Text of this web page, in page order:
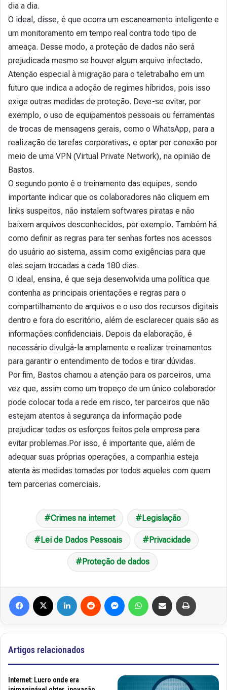
dia a dia.
O ideal, disse, é que ocorra um escaneamento inteligente e
um monitoramento em tempo real contra todo tipo de
ameaça. Desse modo, a proteção de dados não será
prejudicada mesmo se houver algum arquivo infectado.
Atenção especial à migração para o teletrabalho em um
futuro que indica a adoção de regimes híbridos, pois isso
exige outras medidas de proteção. Deve-se evitar, por
exemplo, o uso de equipamentos pessoais ou ferramentas
de trocas de mensagens gerais, como o WhatsApp, para a
realização de tarefas corporativas, e optar por conexão por
meio de uma VPN (Virtual Private Network), na opinião de
Bastos.
O segundo ponto é o treinamento das equipes, sendo
importante indicar que os colaboradores não cliquem em
links suspeitos, não instalem softwares piratas e não
baixem arquivos desconhecidos, por exemplo. Também há
como definir as regras para ter senhas fortes nos acessos
do usuário ao sistema, assim como exigências para que
elas sejam trocadas a cada 180 dias.
O ideal, ensina, é que seja desenvolvida uma política que
contenha as principais orientações e regras para o
compartilhamento de arquivos e o uso dos recursos digitais
dentro e fora do escritório, além de esclarecer quais são as
informações confidenciais. Depois da elaboração, é
necessário divulgá-la amplamente e realizar treinamentos
para garantir o entendimento de todos e tirar dúvidas.
Por fim, Bastos chamou a atenção para os parceiros, uma
vez que, assim como um tropeço de um único colaborador
pode colocar toda a rede em risco, ter parceiros que não
estejam atentos à segurança da informação pode
prejudicar todos os esforços feitos pela empresa para
evitar problemas.Por isso, é importante que, além de
adequar suas próprias operações, a companhia esteja
atenta às medidas tomadas por todos aqueles com quem
tem parcerias comerciais.
Crimes na internet Legislação
Lei de Dados Pessoais Privacidade
Proteção de dados
Artigos relacionados
Internet: Lucro onde era